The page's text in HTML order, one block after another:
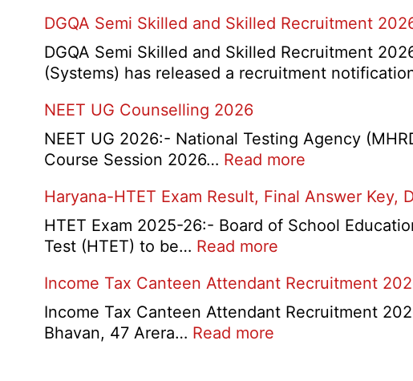
and
Haryana
High
Safai
Sewak
and
Interview
Date
2026
DGQA Semi Skilled and Skilled Recruitment
DGQA Semi Skilled and Skilled Recruitment
(Systems) has released a recruitment
NEET UG Counselling 2026
NEET UG 2026:- National Testing Agency
Course Session 2026… Read more
UG
Counselling
Haryana-HTET Exam Result, Final Answer Key,
HTET Exam 2025-26:- Board of School
Test (HTET) to be… Read more
HTET
Exam
Income Tax Canteen Attendant Recruitment
Income Tax Canteen Attendant Recruitment
Bhavan, 47 Arera… Read more